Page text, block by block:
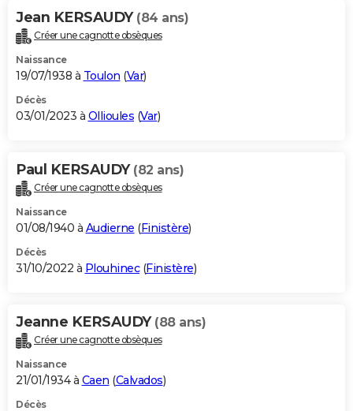
Jean KERSAUDY (84 ans)
Créer une cagnotte obsèques
Naissance
19/07/1938 à Toulon (Var)
Décès
03/01/2023 à Ollioules (Var)
Paul KERSAUDY (82 ans)
Créer une cagnotte obsèques
Naissance
01/08/1940 à Audierne (Finistère)
Décès
31/10/2022 à Plouhinec(Finistère)
Jeanne KERSAUDY (88 ans)
Créer une cagnotte obsèques
Naissance
21/01/1934 à Caen (Calvados)
Décès